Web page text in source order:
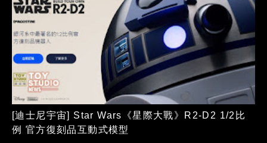
[迪士尼宇宙] Star Wars《星際大戰》R2-D2 1/2比
例 官方復刻品互動式模型